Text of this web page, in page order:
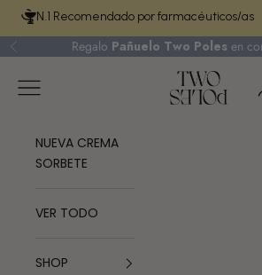
Ir al contenidoN.1 Recomendado por farmacéuticos/as
Anterior Regalo Pañuelo Two Poles en
TWO POLES
Menú
NUEVA CREMA
SORBETE
VER TODO
SHOP